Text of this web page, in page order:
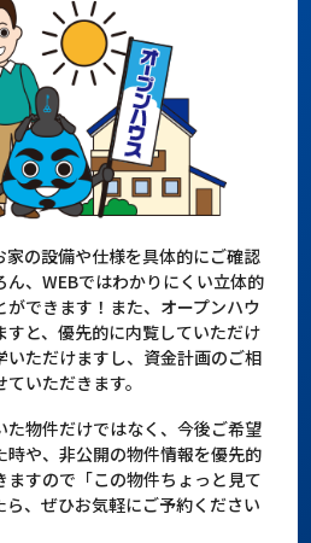
家の設備や仕様を具体的にご確認
、WEBではわかりにくい立体的
できます！また、オープンハウ
すと、優先的に内覧していただけ
いただけますし、資金計画のご相
いただきます。
た物件だけではなく、今後ご希望
時や、非公開の物件情報を優先的
ますので「この物件ちょっと見て
、ぜひお気軽にご予約ください